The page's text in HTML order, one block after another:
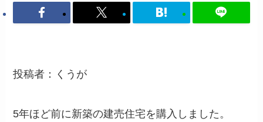
投稿者：くうが
5年ほど前に新築の建売住宅を購入しました。